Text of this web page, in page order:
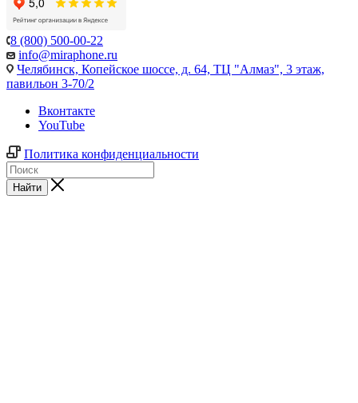
8 (800) 500-00-22
info@miraphone.ru
Челябинск, Копейское шоссе, д. 64, ТЦ "Алмаз", 3 этаж,
павильон 3-70/2
Вконтакте
YouTube
Политика конфиденциальности
Найти